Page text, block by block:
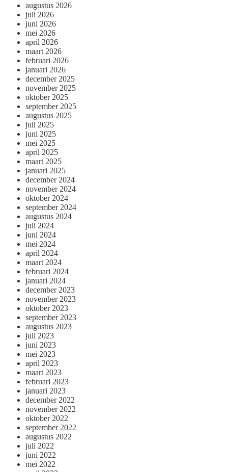
augustus 2026
juli 2026
juni 2026
mei 2026
april 2026
maart 2026
februari 2026
januari 2026
december 2025
november 2025
oktober 2025
september 2025
augustus 2025
juli 2025
juni 2025
mei 2025
april 2025
maart 2025
januari 2025
december 2024
november 2024
oktober 2024
september 2024
augustus 2024
juli 2024
juni 2024
mei 2024
april 2024
maart 2024
februari 2024
januari 2024
december 2023
november 2023
oktober 2023
september 2023
augustus 2023
juli 2023
juni 2023
mei 2023
april 2023
maart 2023
februari 2023
januari 2023
december 2022
november 2022
oktober 2022
september 2022
augustus 2022
juli 2022
juni 2022
mei 2022